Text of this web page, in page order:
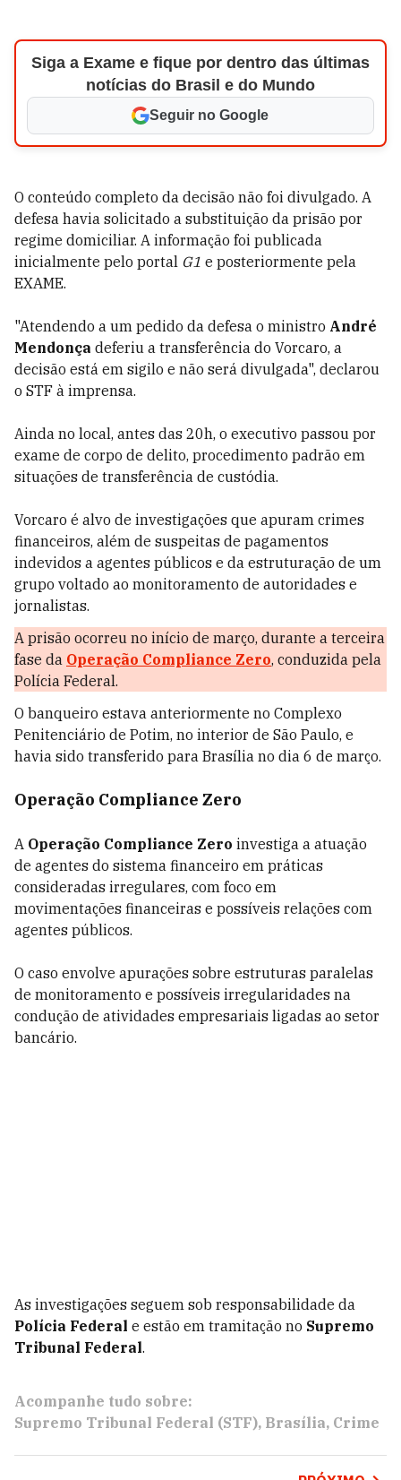
Siga a Exame e fique por dentro das últimas
notícias do Brasil e do Mundo
Seguir no Google
O conteúdo completo da decisão não foi divulgado. A
defesa havia solicitado a substituição da prisão por
regime domiciliar. A informação foi publicada
inicialmente pelo portal G1 e posteriormente pela
EXAME.
"Atendendo a um pedido da defesa o ministro André
Mendonça deferiu a transferência do Vorcaro, a
decisão está em sigilo e não será divulgada", declarou
o STF à imprensa.
Ainda no local, antes das 20h, o executivo passou por
exame de corpo de delito, procedimento padrão em
situações de transferência de custódia.
Vorcaro é alvo de investigações que apuram crimes
financeiros, além de suspeitas de pagamentos
indevidos a agentes públicos e da estruturação de um
grupo voltado ao monitoramento de autoridades e
jornalistas.
A prisão ocorreu no início de março, durante a terceira
fase da Operação Compliance Zero, conduzida pela
Polícia Federal.
O banqueiro estava anteriormente no Complexo
Penitenciário de Potim, no interior de São Paulo, e
havia sido transferido para Brasília no dia 6 de março.
Operação Compliance Zero
A Operação Compliance Zero investiga a atuação
de agentes do sistema financeiro em práticas
consideradas irregulares, com foco em
movimentações financeiras e possíveis relações com
agentes públicos.
O caso envolve apurações sobre estruturas paralelas
de monitoramento e possíveis irregularidades na
condução de atividades empresariais ligadas ao setor
bancário.
As investigações seguem sob responsabilidade da
Polícia Federal e estão em tramitação no Supremo
Tribunal Federal.
Acompanhe tudo sobre:
Supremo Tribunal Federal (STF) Brasília Crime